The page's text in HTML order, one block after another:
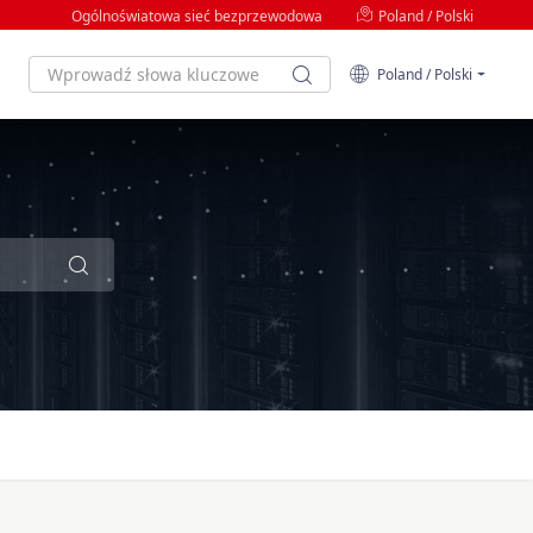
Ogólnoświatowa sieć bezprzewodowa Poland / Polski
Poland / Polski